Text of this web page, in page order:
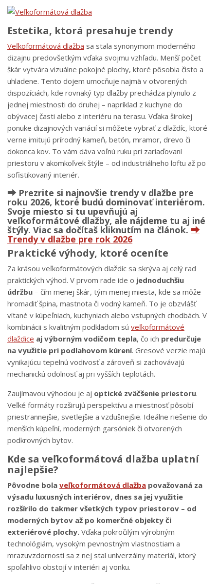
Estetika, ktorá presahuje trendy
Veľkoformátová dlažba sa stala synonymom moderného
dizajnu predovšetkým vďaka svojmu vzhľadu. Menší počet
škár vytvára vizuálne pokojné plochy, ktoré pôsobia čisto a
uhladene. Tento dojem umocňuje najmä v otvorených
dispozíciách, kde rovnaký typ dlažby prechádza plynulo z
jednej miestnosti do druhej – napríklad z kuchyne do
obývacej časti alebo z interiéru na terasu. Vďaka širokej
ponuke dizajnových variácií si môžete vybrať z dlaždíc, ktoré
verne imitujú prírodný kameň, betón, mramor, drevo či
dokonca kov. To vám dáva voľnú ruku pri zariaďovaní
priestoru v akomkoľvek štýle – od industriálneho loftu až po
sofistikovaný interiér.
⮕ Prezrite si najnovšie trendy v dlažbe pre
roku 2026, ktoré budú dominovať interiérom.
Svoje miesto si tu upevňujú aj
veľkoformátové dlažby, ale nájdeme tu aj iné
štýly. Viac sa dočítaš kliknutím na článok. ⮕
Trendy v dlažbe pre rok 2026
Praktické výhody, ktoré oceníte
Za krásou veľkoformátových dlaždíc sa skrýva aj celý rad
praktických výhod. V prvom rade ide o jednoduchšiu
údržbu – čím menej škár, tým menej miesta, kde sa môže
hromadiť špina, mastnota či vodný kameň. To je obzvlášť
vítané v kúpeľniach, kuchyniach alebo vstupných chodbách. V
kombinácii s kvalitným podkladom sú veľkoformátové
dlaždice aj výborným vodičom tepla, čo ich predurčuje
na využitie pri podlahovom kúrení. Gresové verzie majú
vynikajúcu tepelnú vodivosť a zároveň si zachovávajú
mechanickú odolnosť aj pri vyšších teplotách.
Zaujímavou výhodou je aj optické zväčšenie priestoru.
Veľké formáty rozširujú perspektívu a miestnosť pôsobí
priestrannejšie, svetlejšie a vzdušnejšie. Ideálne riešenie do
menších kúpeľní, moderných garsóniek či otvorených
podkrovných bytov.
Kde sa veľkoformátová dlažba uplatní
najlepšie?
Pôvodne bola veľkoformátová dlažba považovaná za
výsadu luxusných interiérov, dnes sa jej využitie
rozšírilo do takmer všetkých typov priestorov – od
moderných bytov až po komerčné objekty či
exteriérové plochy. Vďaka pokročilým výrobným
technológiám, vysokým pevnostným vlastnostiam a
mrazuvzdornosti sa z nej stal univerzálny materiál, ktorý
spoľahlivo obstojí v interiéri aj vonku.